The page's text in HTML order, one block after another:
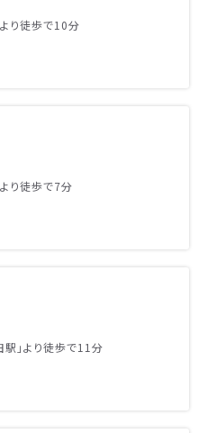
り徒歩で10分
り徒歩で7分
」より徒歩で11分